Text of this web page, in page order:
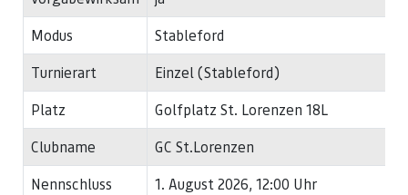
Modus
Stableford
Turnierart
Einzel (Stableford)
Platz
Golfplatz St. Lorenzen 18L
Clubname
GC St.Lorenzen
Nennschluss
1. August 2026, 12:00 Uhr